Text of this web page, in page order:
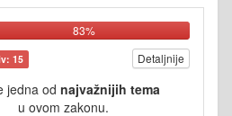
83%
15 Detaljnije
jedna od najvažnijih tema
u ovom zakonu.